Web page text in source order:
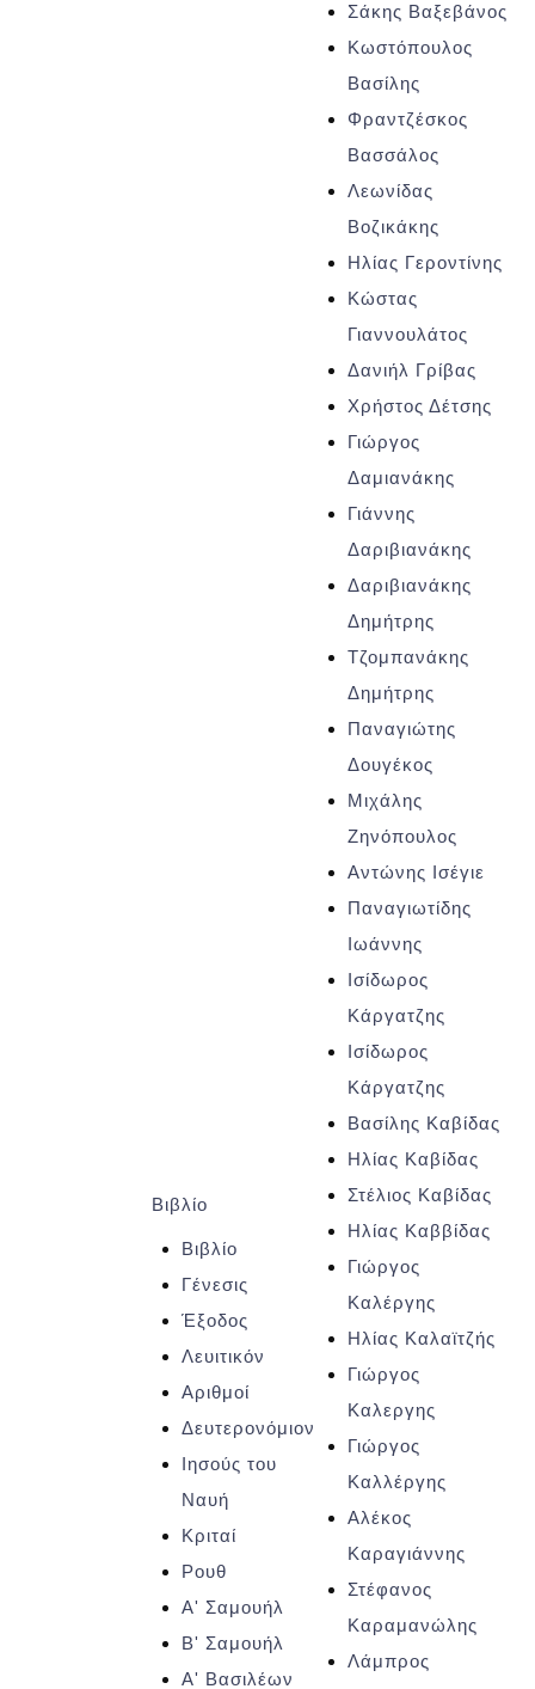
Βιβλίο
Βιβλίο
Γένεσις
Έξοδος
Λευιτικόν
Αριθμοί
Δευτερονόμιον
Ιησούς του
Ναυή
Κριταί
Ρουθ
Α' Σαμουήλ
Β' Σαμουήλ
Α' Βασιλέων
Σάκης Βαξεβάνος
Κωστόπουλος
Βασίλης
Φραντζέσκος
Βασσάλος
Λεωνίδας
Βοζικάκης
Ηλίας Γεροντίνης
Κώστας
Γιαννουλάτος
Δανιήλ Γρίβας
Χρήστος Δέτσης
Γιώργος
Δαμιανάκης
Γιάννης
Δαριβιανάκης
Δαριβιανάκης
Δημήτρης
Τζομπανάκης
Δημήτρης
Παναγιώτης
Δουγέκος
Μιχάλης
Ζηνόπουλος
Αντώνης Ισέγιε
Παναγιωτίδης
Ιωάννης
Ισίδωρος
Κάργατζης
Ισίδωρος
Κάργατζης
Βασίλης Καβίδας
Ηλίας Καβίδας
Στέλιος Καβίδας
Ηλίας Καββίδας
Γιώργος
Καλέργης
Ηλίας Καλαϊτζής
Γιώργος
Καλεργης
Γιώργος
Καλλέργης
Αλέκος
Καραγιάννης
Στέφανος
Καραμανώλης
Λάμπρος